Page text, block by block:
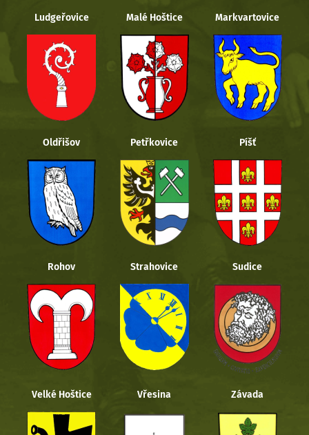
Ludgeřovice Malé Hoštice Markvartovice
Oldřišov Petřkovice Píšť
Rohov Strahovice Sudice
Velké Hoštice Vřesina Závada